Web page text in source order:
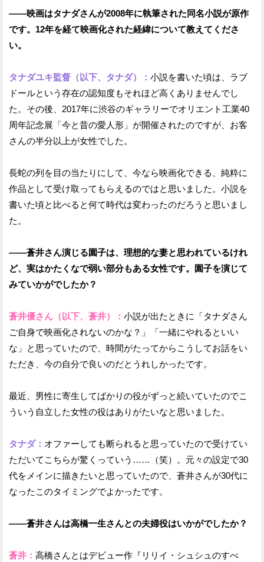
——映画はタナダさんが2008年に執筆された同名小説が原作
です。12年を経て映画化された経緯について教えてくださ
い。
タナダユキ監督（以下、タナダ）： 小説を書いた頃は、ラブ
ドールという存在の認知度もそれほど高くありませんでし
た。その後、2017年に渋谷のギャラリーでオリエント工業40
周年記念展「今と昔の愛人形」が開催されたのですが、お客
さんの半分以上が女性でした。
長蛇の列を目の当たりにして、今なら映画化できる、純粋に
作品として受け取ってもらえるのではと思いました。小説を
書いた頃と比べると何て時代は変わったのだろうと思いまし
た。
——蒼井さん演じる園子は、理想的な妻と思われているけれ
ど、実はかたくなで弱い部分もある女性です。園子を演じて
みていかがでしたか？
蒼井優さん（以下、蒼井）： 小説が出たときに「タナダさん
ご自身で映画化されないのかな？」「一緒にやれるといい
な」と思っていたので、時間がたってからこうしてお話をい
ただき、今の自分で良いのだとうれしかったです。
最近、男性に寄生してばかりの役がずっと続いていたのでこ
ういう自立した女性の役はありがたいなと思いました。
タナダ： オファーしても断られると思っていたので受けてい
ただいてこちらが驚くっていう……（笑）。元々の設定で30
代をメインに描きたいと思っていたので、蒼井さんが30代に
なったこのタイミングでよかったです。
——蒼井さんは高橋一生さんとの夫婦役はいかがでしたか？
蒼井： 高橋さんとはデビュー作『リリイ・シュシュのすべ